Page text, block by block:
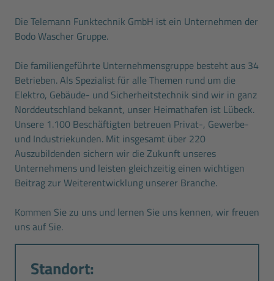
Die Telemann Funktechnik GmbH ist ein Unternehmen der
Bodo Wascher Gruppe.
Die familiengeführte Unternehmensgruppe besteht aus 34
Betrieben. Als Spezialist für alle Themen rund um die
Elektro, Gebäude- und Sicherheitstechnik sind wir in ganz
Norddeutschland bekannt, unser Heimathafen ist Lübeck.
Unsere 1.100 Beschäftigten betreuen Privat-, Gewerbe-
und Industriekunden. Mit insgesamt über 220
Auszubildenden sichern wir die Zukunft unseres
Unternehmens und leisten gleichzeitig einen wichtigen
Beitrag zur Weiterentwicklung unserer Branche.
Kommen Sie zu uns und lernen Sie uns kennen, wir freuen
uns auf Sie.
Standort: